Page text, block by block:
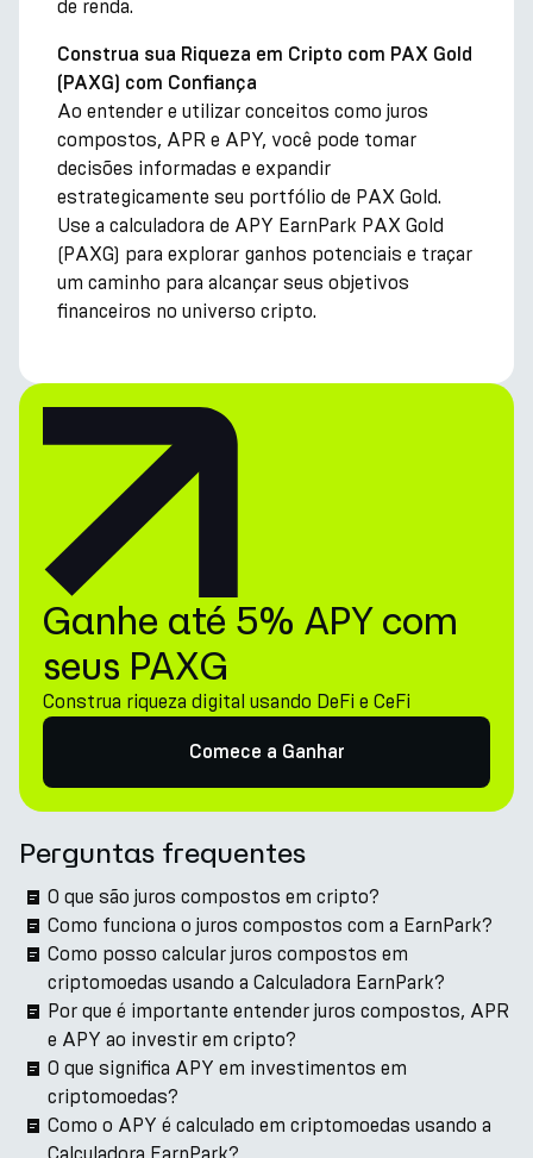
de renda.
Construa sua Riqueza em Cripto com PAX Gold
(PAXG) com Confiança
Ao entender e utilizar conceitos como juros
compostos, APR e APY, você pode tomar
decisões informadas e expandir
estrategicamente seu portfólio de PAX Gold.
Use a calculadora de APY EarnPark PAX Gold
(PAXG) para explorar ganhos potenciais e traçar
um caminho para alcançar seus objetivos
financeiros no universo cripto.
Ganhe até 5% APY com
seus PAXG
Construa riqueza digital usando DeFi e CeFi
Comece a Ganhar
Perguntas frequentes
O que são juros compostos em cripto?
Como funciona o juros compostos com a EarnPark?
Como posso calcular juros compostos em
criptomoedas usando a Calculadora EarnPark?
Por que é importante entender juros compostos, APR
e APY ao investir em cripto?
O que significa APY em investimentos em
criptomoedas?
Como o APY é calculado em criptomoedas usando a